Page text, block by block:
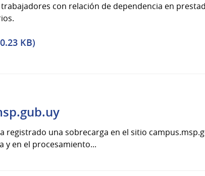
con relación de dependencia en
KB)
registrado una sobrecarga en el sitio
y en el procesamiento...